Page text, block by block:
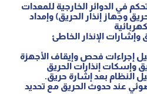
في الدوائر الخارجية للمعدات
وجهاز إنذار الحريق) وإمداد
الإنذار الخاطئ
إجراءات فحص وإيقاف الأجهزة
وإسكات إنذارات الحريق
النظام بعد إشارة حريق.
عند حدوث الحريق مع تحديد